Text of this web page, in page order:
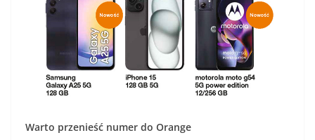
Warto przenieść numer do Orange